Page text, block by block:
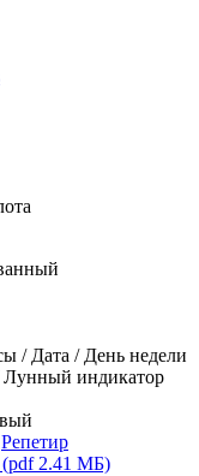
/ Дата / День недели
Лунный индикатор
Репетир
(pdf 2.41 МБ)